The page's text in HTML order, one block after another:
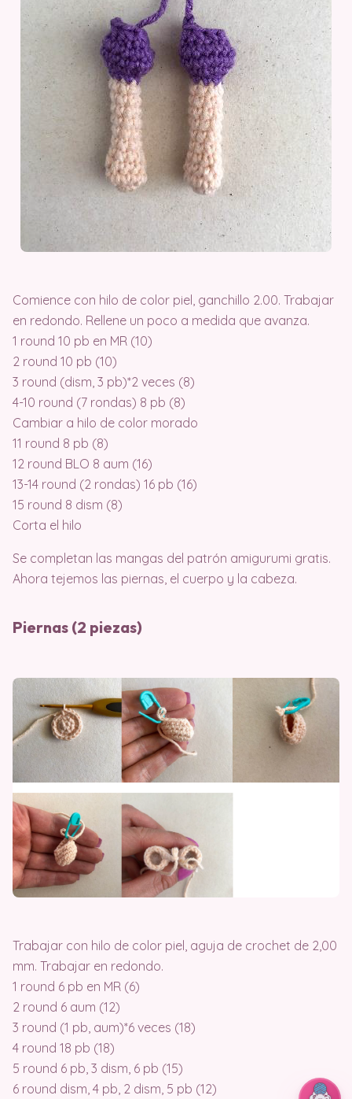
Comience con hilo de color piel, ganchillo 2.00. Trabajar
en redondo. Rellene un poco a medida que avanza.
1 round 10 pb en MR (10)
2 round 10 pb (10)
3 round (dism, 3 pb)*2 veces (8)
4-10 round (7 rondas) 8 pb (8)
Cambiar a hilo de color morado
11 round 8 pb (8)
12 round BLO 8 aum (16)
13-14 round (2 rondas) 16 pb (16)
15 round 8 dism (8)
Corta el hilo
Se completan las mangas del patrón amigurumi gratis.
Ahora tejemos las piernas, el cuerpo y la cabeza.
Piernas (2 piezas)
Trabajar con hilo de color piel, aguja de crochet de 2,00
mm. Trabajar en redondo.
1 round 6 pb en MR (6)
2 round 6 aum (12)
3 round (1 pb, aum)*6 veces (18)
4 round 18 pb (18)
5 round 6 pb, 3 dism, 6 pb (15)
6 round dism, 4 pb, 2 dism, 5 pb (12)